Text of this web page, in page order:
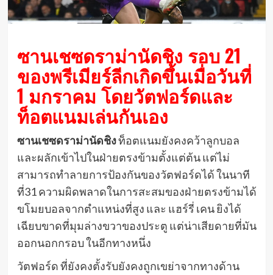
ซานเชซดราม่านัดชิง รอบ 21
ของพรีเมียร์ลีกเกิดขึ้นเมื่อวันที่
1 มกราคม โดยวัตฟอร์ดและ
ท็อตแนมเล่นกันเอง
ซานเชซดราม่านัดชิงท็อตแนมยังคงคว้าลูกบอล
และผลักเข้าไปในฝ่ายตรงข้ามตั้งแต่ต้น แต่ไม่
สามารถทำลายการป้องกันของวัตฟอร์ดได้ ในนาที
ที่31 ความผิดพลาดในการสะสมของฝ่ายตรงข้ามได้
ขโมยบอลจากตำแหน่งที่สูง และ แฮร์รี่ เคน ยิงได้
เฉียบขาดที่มุมล่างขวาของประตู แต่น่าเสียดายที่มัน
ออกนอกกรอบ ในอีกทางหนึ่ง
วัตฟอร์ด ที่ยังคงตั้งรับยังคงถูกเขย่าจากทางด้าน